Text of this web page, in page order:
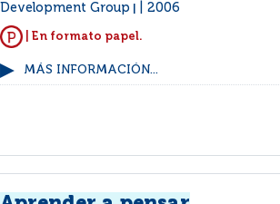
Development Group
2006
| En formato papel.
MÁS INFORMACIÓN...